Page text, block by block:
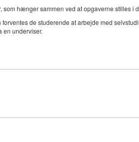
hænger sammen ved at opgaverne stilles i
forventes de studerende at arbejde med
en underviser.